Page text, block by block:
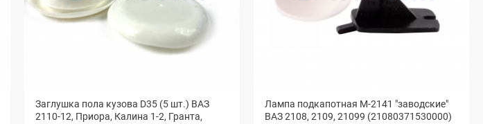
Заглушка пола кузова D35 (5 шт.) ВАЗ
2110-12, Приора, Калина 1-2, Гранта,
Лампа подкапотная М-2141 "заводские"
ВАЗ 2108, 2109, 21099 (21080371530000)